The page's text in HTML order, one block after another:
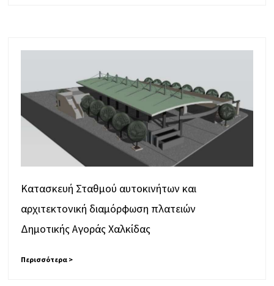
Κατασκευή Σταθμού αυτοκινήτων και
αρχιτεκτονική διαμόρφωση πλατειών
Δημοτικής Αγοράς Χαλκίδας
Περισσότερα >